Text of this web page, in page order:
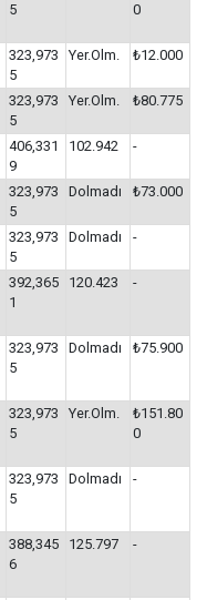
5
0
323,973
5
Yer.Olm. ₺12.000
323,973
5
Yer.Olm. ₺80.775
406,331
9
102.942 -
323,973
5
Dolmadı ₺73.000
323,973
5
Dolmadı -
392,365
1
120.423 -
323,973
5
Dolmadı ₺75.900
323,973
5
Yer.Olm.
₺151.80
0
323,973
5
Dolmadı -
388,345
6
125.797 -